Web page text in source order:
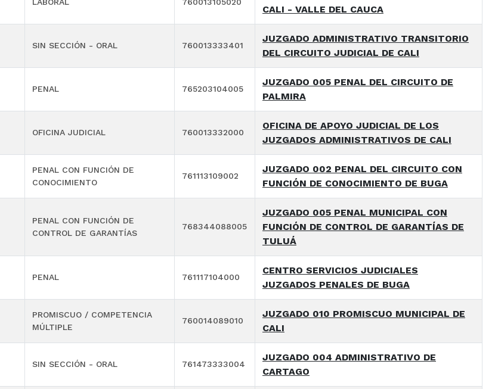
CALI - VALLE DEL CAUCA
SIN SECCIÓN - ORAL 760013333401
JUZGADO ADMINISTRATIVO TRANSITORIO
DEL CIRCUITO JUDICIAL DE CALI
PENAL 765203104005
JUZGADO 005 PENAL DEL CIRCUITO DE
PALMIRA
OFICINA JUDICIAL 760013332000
OFICINA DE APOYO JUDICIAL DE LOS
JUZGADOS ADMINISTRATIVOS DE CALI
PENAL CON FUNCIÓN DE
CONOCIMIENTO
761113109002
JUZGADO 002 PENAL DEL CIRCUITO CON
FUNCIÓN DE CONOCIMIENTO DE BUGA
PENAL CON FUNCIÓN DE
CONTROL DE GARANTÍAS
768344088005
JUZGADO 005 PENAL MUNICIPAL CON
FUNCIÓN DE CONTROL DE GARANTÍAS DE
TULUÁ
PENAL 761117104000
CENTRO SERVICIOS JUDICIALES
JUZGADOS PENALES DE BUGA
PROMISCUO / COMPETENCIA
MÚLTIPLE
760014089010
JUZGADO 010 PROMISCUO MUNICIPAL DE
CALI
SIN SECCIÓN - ORAL 761473333004
JUZGADO 004 ADMINISTRATIVO DE
CARTAGO